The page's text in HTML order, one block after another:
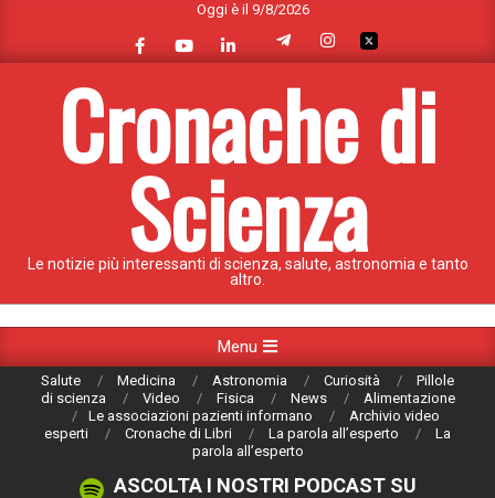
content
Oggi è il 9/8/2026
Cronache di
Scienza
Le notizie più interessanti di scienza, salute, astronomia e tanto
altro.
Navigation
Menu
Salute Medicina Astronomia Curiosità
Pillole
di scienza
Video Fisica News
Alimentazione
Le associazioni pazienti informano
Archivio video
esperti
Cronache di Libri La parola all’esperto
La
parola all’esperto
ASCOLTA I NOSTRI PODCAST SU